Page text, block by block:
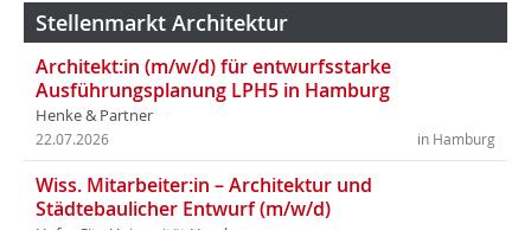
Stellenmarkt Architektur
Architekt:in (m/w/d) für entwurfsstarke
Ausführungsplanung LPH5 in Hamburg
Henke & Partner
in Hamburg
22.07.2026
Wiss. Mitarbeiter:in – Architektur und
Städtebaulicher Entwurf (m/w/d)